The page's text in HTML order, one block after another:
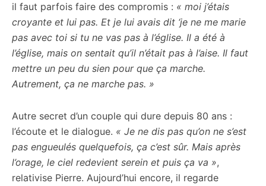
il faut parfois faire des compromis : « moi j’étais
croyante et lui pas. Et je lui avais dit ‘je ne me marie
pas avec toi si tu ne vas pas à l’église. Il a été à
l’église, mais on sentait qu’il n’était pas à l’aise. Il faut
mettre un peu du sien pour que ça marche.
Autrement, ça ne marche pas. »
Autre secret d’un couple qui dure depuis 80 ans :
l’écoute et le dialogue. « Je ne dis pas qu’on ne s’est
pas engueulés quelquefois, ça c’est sûr. Mais après
l’orage, le ciel redevient serein et puis ça va »,
relativise Pierre. Aujourd’hui encore, il regarde